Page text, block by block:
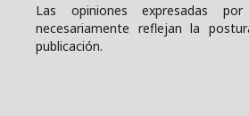
Las opiniones expresadas
necesariamente reflejan la
publicación.